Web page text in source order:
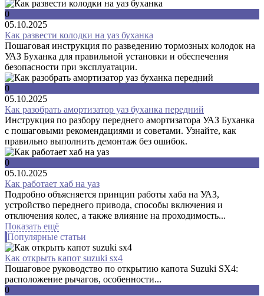
0
05.10.2025
Как развести колодки на уаз буханка
Пошаговая инструкция по разведению тормозных колодок на
УАЗ Буханка для правильной установки и обеспечения
безопасности при эксплуатации.
0
05.10.2025
Как разобрать амортизатор уаз буханка передний
Инструкция по разбору переднего амортизатора УАЗ Буханка
с пошаговыми рекомендациями и советами. Узнайте, как
правильно выполнить демонтаж без ошибок.
0
05.10.2025
Как работает хаб на уаз
Подробно объясняется принцип работы хаба на УАЗ,
устройство переднего привода, способы включения и
отключения колес, а также влияние на проходимость...
Показать ещё
Популярные статьи
Как открыть капот suzuki sx4
Пошаговое руководство по открытию капота Suzuki SX4:
расположение рычагов, особенности...
0